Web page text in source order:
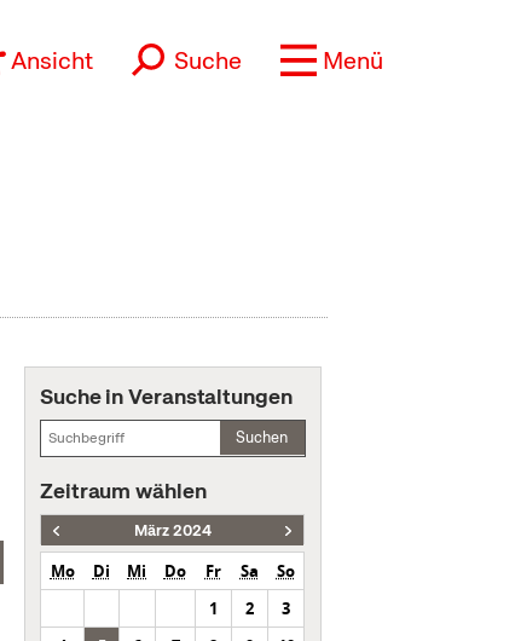
Ansicht Suche Menü
Suche in Veranstaltungen
Suchen
Zeitraum wählen
März 2024
Mo Di Mi Do Fr Sa
So
1
2
3